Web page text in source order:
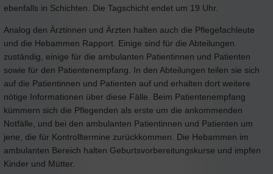
ebenfalls in Schichten. Die Tagschicht endet um 19 Uhr.
Analog den Ärztinnen und Ärzten halten auch die Pflegefachleute
und die Hebammen Rapport. Einige sind für die Abteilungen
zuständig, einige für die ambulanten Patientinnen und Patienten
sowie für den Patientenempfang. In den Abteilungen teilen sie sich
auf die Patientinnen und Patienten auf und erhalten dort weitere
nötige Informationen über diese Fälle. Beim Patientenempfang
kümmern sich die Pflegenden als erste um die ankommenden
Notfälle, und bei den ambulanten Patientinnen und Patienten um
jene, die für Kontrolltermine zurückkommen. Die Hebammen im
ambulanten Bereich halten Geburtsvorbereitungskurse und impfen
Kinder und Mütter.